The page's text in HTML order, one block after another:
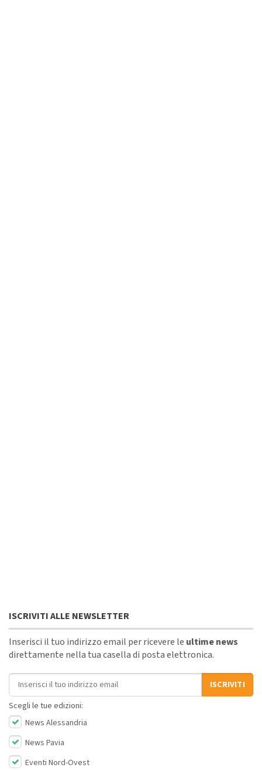
ISCRIVITI ALLE NEWSLETTER
Inserisci il tuo indirizzo email per ricevere le ultime news
direttamente nella tua casella di posta elettronica.
Indirizzo email
ISCRIVITI
Scegli le tue edizioni:
News Alessandria
News Pavia
Eventi Nord-Ovest